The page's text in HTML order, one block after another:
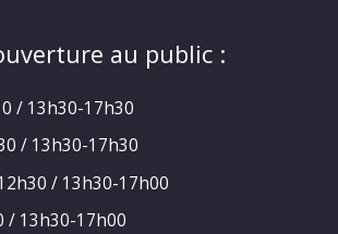
au public :
/ 13h30-17h30
/ 13h30-17h30
/ 13h30-17h00
/ 13h30-17h00